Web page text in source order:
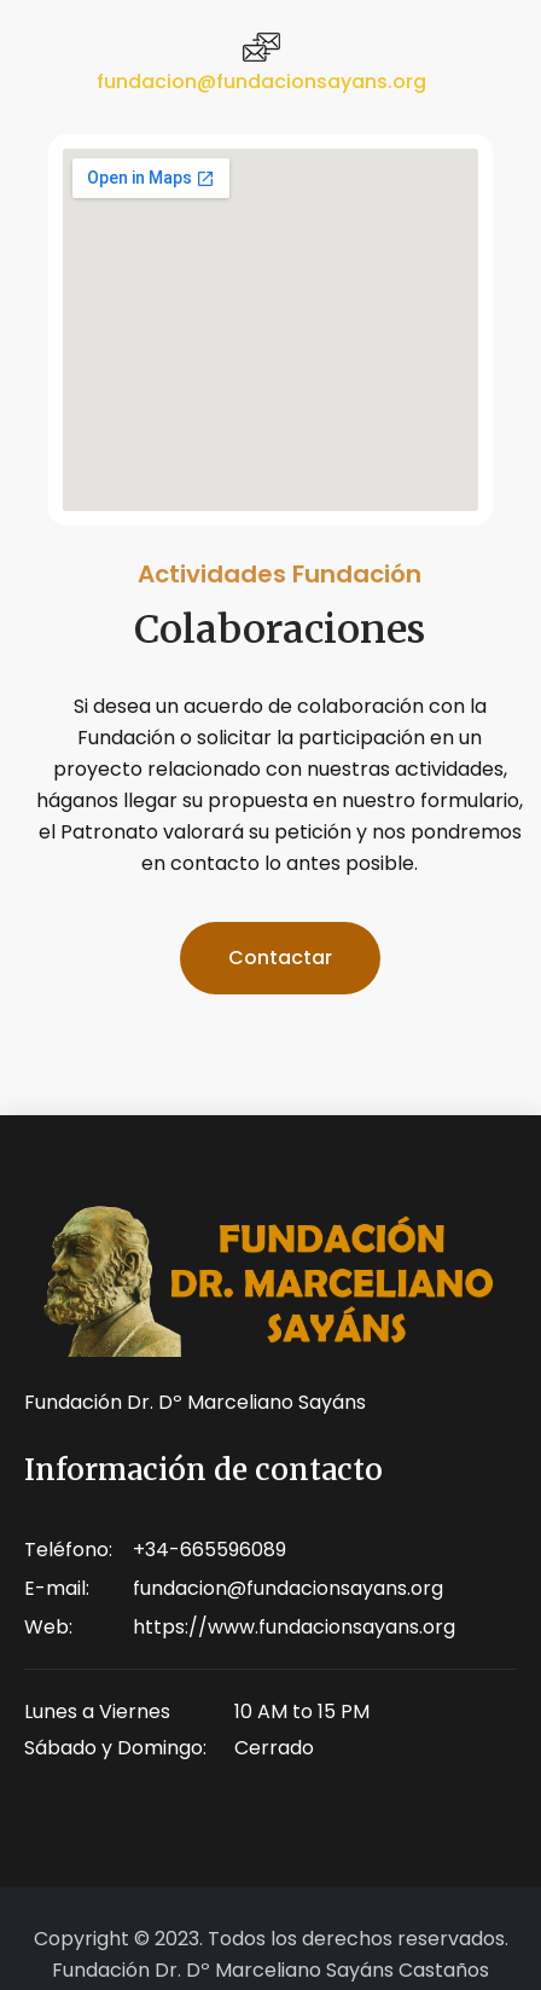
fundacion@fundacionsayans.org
Actividades Fundación
Colaboraciones
Si desea un acuerdo de colaboración con la
Fundación o solicitar la participación en un
proyecto relacionado con nuestras actividades,
háganos llegar su propuesta en nuestro formulario,
el Patronato valorará su petición y nos pondremos
en contacto lo antes posible.
Contactar
Fundación Dr. Dº Marceliano Sayáns
Información de contacto
Teléfono:
+34-665596089
E-mail:
fundacion@fundacionsayans.org
Web:
https://www.fundacionsayans.org
Lunes a Viernes
10 AM to 15 PM
Sábado y Domingo:
Cerrado
Copyright © 2023. Todos los derechos reservados.
Fundación Dr. Dº Marceliano Sayáns Castaños